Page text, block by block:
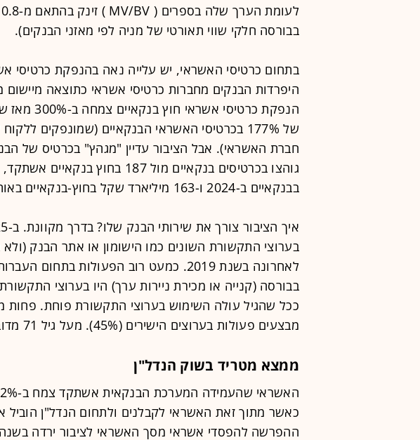
בבורסה חלקי שווי תאורטי של מניה לפי מאזני הבנקים).
בתחום כרטיסי האשראי, יש עלייה נאה בהנפקת כרטיסי
היפרדות הבנקים מחברות כרטיסי אשראי כתוצאה
של 177% בכרטיסי האשראי הבנקאיים (שמונפקים
בבנקאיים ב-2024 ו-163 מיליארד שקל בחוץ-בנקאיים באותה שנה.
לאחרונה בשנת 2019. כמעט רוב הפעולות
מבצעים פעולות בערוצים הישירים (45%). מעל גיל 71 מדובר ב-30% מהלקוחות.
ממצא מטריד בשוק הנדל"ן
כאשר מתוך זאת האשראי לקבלנים ולתחום הנדל"ן הוביל